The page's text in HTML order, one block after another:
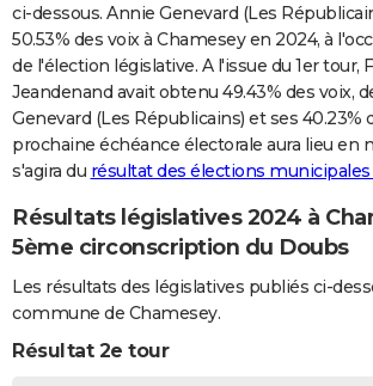
Carte de Noël
Carte Bonne année
Carte Saint-Valentin
Carte Pâques
Carte d'anniversaire
DICTIONNAIRE
Dictionnaire
Biographies
Citations
Expressions
Proverbes
PROGRAMME TV
COPAINS D'AVANT
S'inscrire
Se connecter
Lycées
Collèges
Primaires
Universités
Entreprises
Service militaire
Avis de recherche
AVIS DE DÉCÈS
FORUM
Bricolage
Lifestyle
Culture
Sport
Auto
Television
Voyage
Cinema
ci-dessous. Annie Genevard (Les
50.53% des voix à Chamesey en 2024, à
de l'élection législative. A l'issue du 1er tour,
Jeandenand avait obtenu 49.43% des voix,
Genevard (Les Républicains) et ses 40.23%
prochaine échéance électorale aura lieu en
s'agira du résultat des élections
Résultats législatives 2024 à
5ème circonscription du Doubs
Les résultats des législatives publiés ci-
commune de Chamesey.
Résultat 2e tour